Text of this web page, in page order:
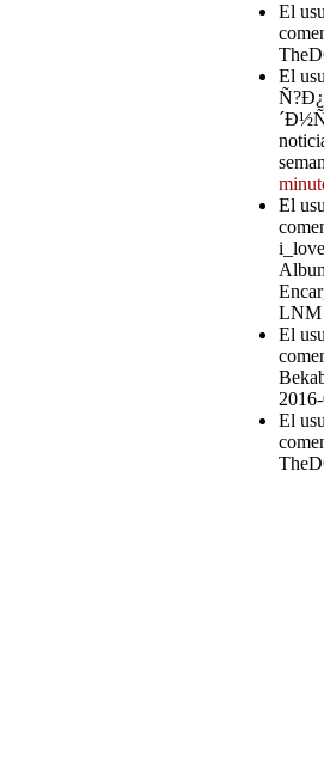
El
El
El
LNM
El
El